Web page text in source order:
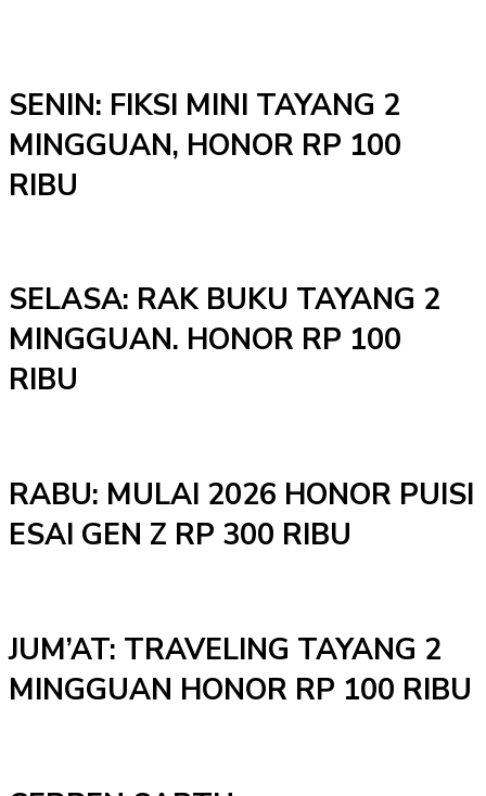
SENIN: FIKSI MINI TAYANG 2
MINGGUAN, HONOR RP 100
RIBU
SELASA: RAK BUKU TAYANG 2
MINGGUAN. HONOR RP 100
RIBU
RABU: MULAI 2026 HONOR PUISI
ESAI GEN Z RP 300 RIBU
JUM’AT: TRAVELING TAYANG 2
MINGGUAN HONOR RP 100 RIBU